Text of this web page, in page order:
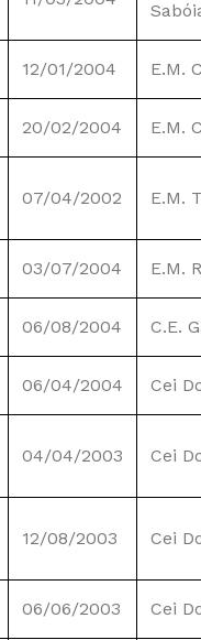
12/01/2004 E.M.
20/02/2004 E.M.
07/04/2002 E.M.
03/07/2004 E.M.
06/08/2004 C.E.
06/04/2004 Cei
04/04/2003 Cei
12/08/2003 Cei
06/06/2003 Cei